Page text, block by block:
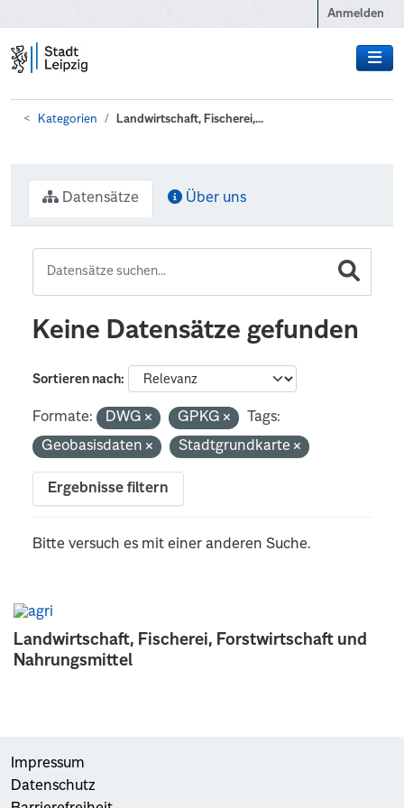
Anmelden
Kategorien Landwirtschaft, Fischerei,...
Landwirtschaft, Fischerei, Forstwirtschaft und
Nahrungsmittel
Datensätze Über uns
Keine Datensätze gefunden
Sortieren nach
Formate: DWG GPKG
Tags:
Geobasisdaten
Stadtgrundkarte
Ergebnisse filtern
Bitte versuch es mit einer anderen Suche.
Impressum
Datenschutz